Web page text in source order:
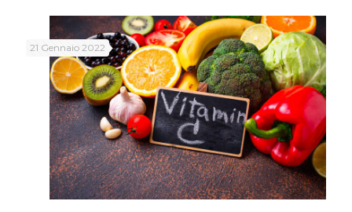
21 Gennaio 2022